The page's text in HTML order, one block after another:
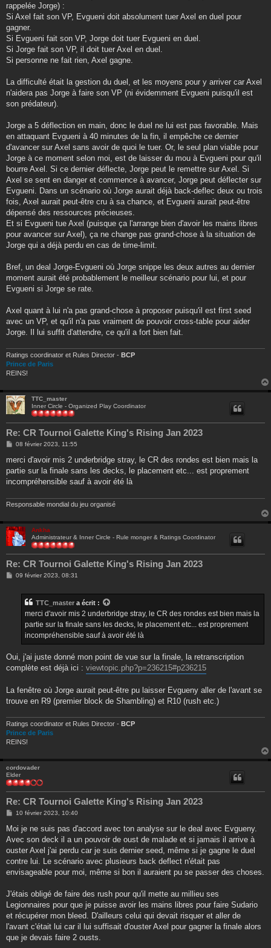
rappelée Jorge) :
Si Axel fait son VP, Evgueni doit absolument tuer Axel en duel pour
gagner.
Si Evgueni fait son VP, Jorge doit tuer Evgueni en duel.
Si Jorge fait son VP, il doit tuer Axel en duel.
Si personne ne fait rien, Axel gagne.
La difficulté était la gestion du duel, et les moyens pour y arriver car Axel
n'aidera pas Jorge à faire son VP (ni évidemment Evgueni puisqu'il est
son prédateur).
Jorge a 5 déflection en main, donc le duel ne lui est pas favorable. Mais
en attaquant Evgueni à 40 minutes de la fin, il empêche ce dernier
d'avancer sur Axel sans avoir de quoi le tuer. Or, le seul plan viable pour
Jorge à ce moment selon moi, est de laisser du mou à Evgueni pour qu'il
bourre Axel. Si ce dernier déflecte, Jorge peut le remettre sur Axel. Si
Axel se sent en danger et commence à avancer, Jorge peut déflecter sur
Evgueni. Dans un scénario où Jorge aurait déjà back-deflec deux ou trois
fois, Axel aurait peut-être cru à sa chance, et Evgueni aurait peut-être
dépensé des ressources précieuses.
Et si Evgueni tue Axel (puisque ça l'arrange bien d'avoir les mains libres
pour avancer sur Axel), ça ne change pas grand-chose à la situation de
Jorge qui a déjà perdu en cas de time-limit.
Bref, un deal Jorge-Evgueni où Jorge snippe les deux autres au dernier
moment aurait été probablement le meilleur scénario pour lui, et pour
Evgueni si Jorge se rate.
Axel quant à lui n'a pas grand-chose à proposer puisqu'il est first seed
avec un VP, et qu'il n'a pas vraiment de pouvoir cross-table pour aider
Jorge. Il lui suffit d'attendre, ce qu'il a fort bien fait.
Ratings coordinator et Rules Director - BCP
Prince de Paris
REINS!
TTC_master
Inner Circle - Organized Play Coordinator
Re: CR Tournoi Galette King's Rising Jan 2023
M
s
a
g
08 février 2023, 11:55
merci d'avoir mis 2 underbridge stray, le CR des rondes est bien mais la
partie sur la finale sans les decks, le placement etc... est proprement
incompréhensible sauf à avoir été là
Responsable mondial du jeu organisé
Ankha
Administrateur & Inner Circle - Rule monger & Ratings Coordinator
Re: CR Tournoi Galette King's Rising Jan 2023
M09 février 2023, 08:31
TTC_master a écrit :
merci d'avoir mis 2 underbridge stray, le CR des rondes est bien mais la
partie sur la finale sans les decks, le placement etc... est proprement
incompréhensible sauf à avoir été là
Oui, j'ai juste donné mon point de vue sur la finale, la retranscription
complète est déjà ici : viewtopic.php?p=236215#p236215
La fenêtre où Jorge aurait peut-être pu laisser Evgueny aller de l'avant se
trouve en R9 (premier block de Shambling) et R10 (rush etc.)
Ratings coordinator et Rules Director - BCP
Prince de Paris
REINS!
cordovader
Elder
Re: CR Tournoi Galette King's Rising Jan 2023
M
s
a
g
10 février 2023, 10:40
Moi je ne suis pas d'accord avec ton analyse sur le deal avec Evgueny.
Avec son deck il a un pouvoir de oust de malade et si jamais il arrive à
ouster Axel j'ai perdu car je suis dernier seed, même si je gagne le duel
contre lui. Le scénario avec plusieurs back deflect n'était pas
envisageable pour moi, même si bon il auraient pu se passer des choses.
J'étais obligé de faire des rush pour qu'il mette au millieu ses
Legionnaires pour que je puisse avoir les mains libres pour faire Sudario
et récupérer mon bleed. D'ailleurs celui qui devait risquer et aller de
l'avant c'était lui car il lui suffisait d'ouster Axel pour gagner la finale alors
que je devais faire 2 ousts.